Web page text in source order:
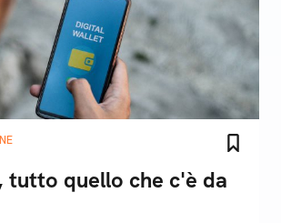
tutto quello che c'è da